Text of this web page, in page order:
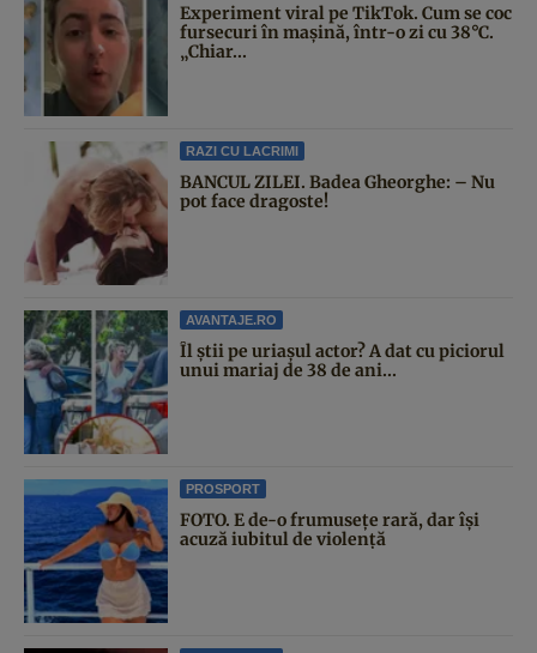
Experiment viral pe TikTok. Cum se coc
fursecuri în mașină, într-o zi cu 38°C.
„Chiar...
RAZI CU LACRIMI
BANCUL ZILEI. Badea Gheorghe: – Nu
pot face dragoste!
AVANTAJE.RO
Îl știi pe uriașul actor? A dat cu piciorul
unui mariaj de 38 de ani...
PROSPORT
FOTO. E de-o frumusețe rară, dar își
acuză iubitul de violență